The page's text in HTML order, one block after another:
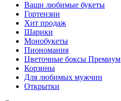
Ваши любимые букеты
Гортензии
Хит продаж
Шарики
Монобукеты
Пиономания
Цветочные боксы Премиум
Корзины
Для любимых мужчин
Открытки